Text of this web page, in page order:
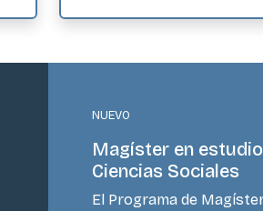
NUEVO
Magíster en
Ciencias Sociales
El Programa de